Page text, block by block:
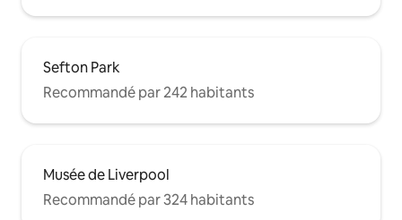
Sefton Park
Recommandé par 242 habitants
Musée de Liverpool
Recommandé par 324 habitants